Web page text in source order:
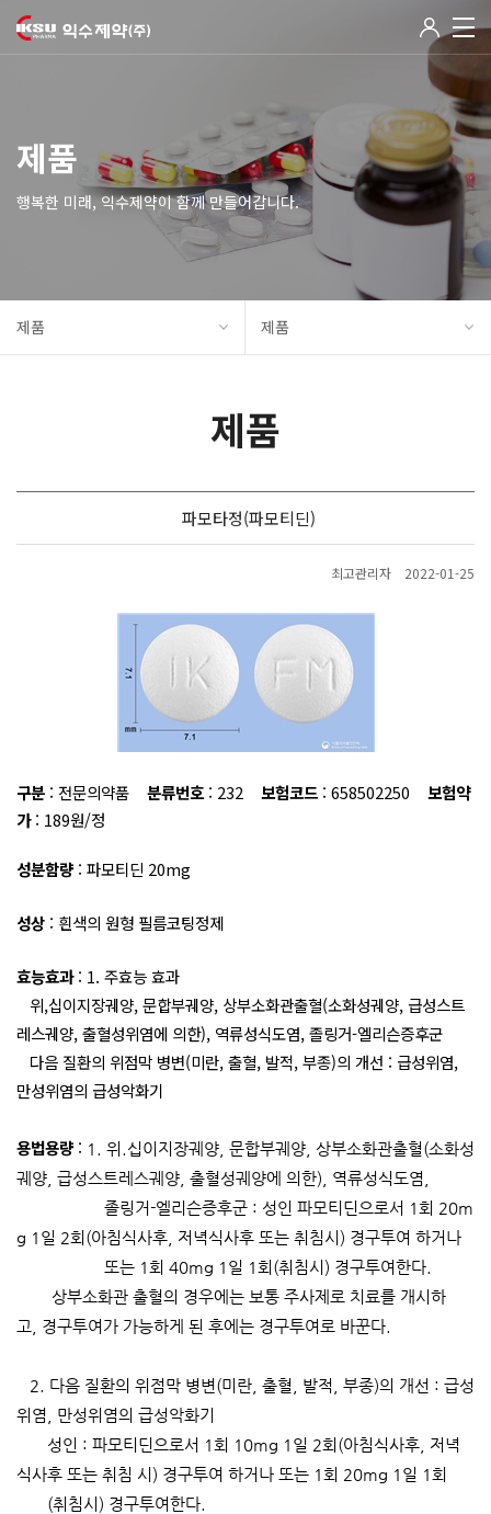
제품
행복한 미래, 익수제약이 함께 만들어갑니다.
제품 제품
제품
파모타정(파모티딘)
최고관리자 2022-01-25
구분 : 전문의약품 분류번호: 232 보험코드 : 658502250
보험약
가: 189원/정
성분함량 : 파모티딘 20mg
성상 : 흰색의 원형 필름코팅정제
효능효과: 1. 주효능 효과
위,십이지장궤양, 문합부궤양, 상부소화관출혈(소화성궤양, 급성스트
레스궤양, 출혈성위염에 의한), 역류성식도염, 졸링거-엘리슨증후군
다음 질환의 위점막 병변(미란, 출혈, 발적, 부종)의 개선 : 급성위염,
만성위염의 급성악화기
용법용량 : 1. 위 십이지장궤양 문합부궤양 상부소화관출혈(소화성
궤양 급성스트레스궤양 출혈성궤양에 의한), 역류성식도염
졸링거-엘리슨증후군 : 성인 파모티딘으로서 1 회 20m
g 1 일 2회 (아침식사후 저녁식사후 또는 취침시 ) 경구투여 하거나
또는 1 회 40mg 1 일 1 회 (취침시 ) 경구투여한다
상부소화관 출혈의 경우에는 보통 주사제로 치료를 개시하
고
경구투여가 가능하게 된 후에는 경구투여로 바꾼다
2. 다음 질환의 위점막 병변 (미란 출혈 발적 부종)의 개선 : 급성
위염
만성위염의 급성악화기
성인 : 파모티딘으로서 1 회 10mg 1 일 2회 (아침식사후
저녁
식사후 또는 취침 시 ) 경구투여 하거나 또는 1 회 20mg 1 일 1 회
(취침시 ) 경구투여한다